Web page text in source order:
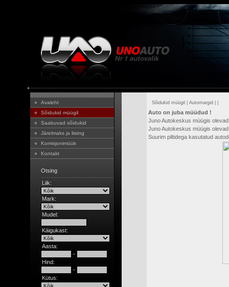
Avaleht
Sõidukid müügil
Saabuvad sõidukid
Järelmaks ja liising
Komisjonimüük
Kontakt
Otsing
Liik:
Mark:
Mudel:
Käigukast:
Aasta:
-
Hind:
-
Kütus:
Sõidukid müügil Automargid
Auto on juba müüdud !
Juno Autokeskus müügis
Juno Autokeskus müügis
Suurim piltidega kasutatud